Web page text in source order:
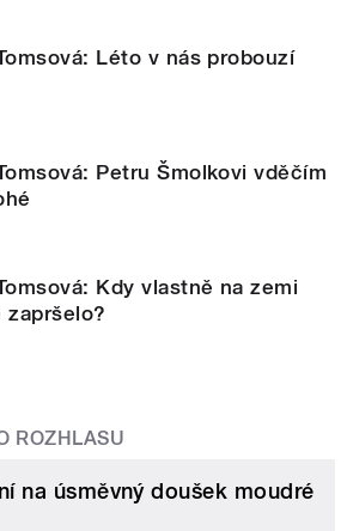
Léto v nás probouzí
Petru Šmolkovi vděčím
Kdy vlastně na zemi
zapršelo?
ROZHLASU
na úsměvný doušek moudré